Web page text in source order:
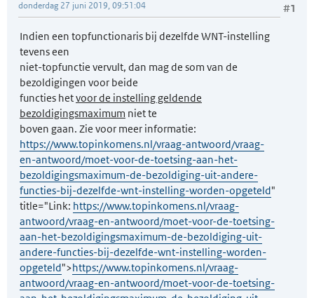
#1
donderdag 27 juni 2019, 09:51:04
Indien een topfunctionaris bij dezelfde WNT-instelling
tevens een
niet-topfunctie vervult, dan mag de som van de
bezoldigingen voor beide
functies hetvoor de instelling geldende
bezoldigingsmaximum niet te
boven gaan. Zie voor meer informatie:
https://www.topinkomens.nl/vraag-antwoord/vraag-
en-antwoord/moet-voor-de-toetsing-aan-het-
bezoldigingsmaximum-de-bezoldiging-uit-andere-
functies-bij-dezelfde-wnt-instelling-worden-opgeteld"
title="Link: https://www.topinkomens.nl/vraag-
antwoord/vraag-en-antwoord/moet-voor-de-toetsing-
aan-het-bezoldigingsmaximum-de-bezoldiging-uit-
andere-functies-bij-dezelfde-wnt-instelling-worden-
opgeteld">https://www.topinkomens.nl/vraag-
antwoord/vraag-en-antwoord/moet-voor-de-toetsing-